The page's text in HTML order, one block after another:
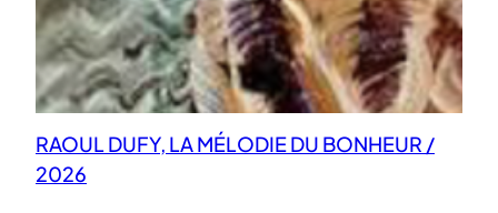
RAOUL DUFY, LA MÉLODIE DU BONHEUR /
2026